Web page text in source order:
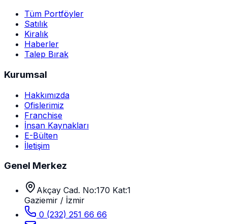
Tüm Portföyler
Satılık
Kiralık
Haberler
Talep Bırak
Kurumsal
Hakkımızda
Ofislerimiz
Franchise
İnsan Kaynakları
E-Bülten
İletişim
Genel Merkez
Akçay Cad. No:170 Kat:1
Gaziemir / İzmir
0 (232) 251 66 66